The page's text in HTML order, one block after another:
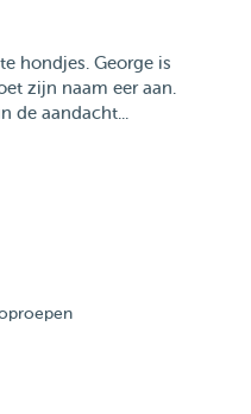
hondjes. George is
zijn naam eer aan.
de aandacht...